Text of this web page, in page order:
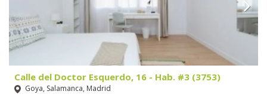
Calle del Doctor Esquerdo, 16 - Hab. #3 (3753)
Goya, Salamanca, Madrid